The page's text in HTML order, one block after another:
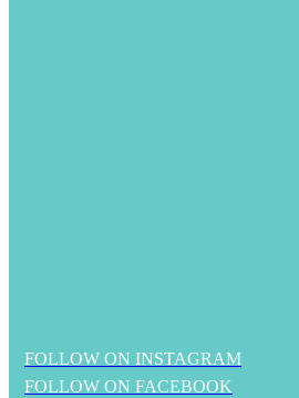
FOLLOW ON INSTAGRAM
FOLLOW ON FACEBOOK